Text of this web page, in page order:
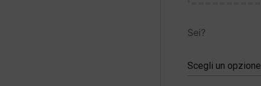
Sei?
Scegli un opzione